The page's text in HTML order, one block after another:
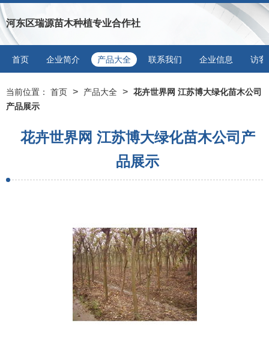
河东区瑞源苗木种植专业合作社
首页 企业简介 产品大全 联系我们 企业信息 访客
当前位置： 首页 > 产品大全 > 花卉世界网 江苏博大绿化苗木公司
产品展示
花卉世界网 江苏博大绿化苗木公司产
品展示